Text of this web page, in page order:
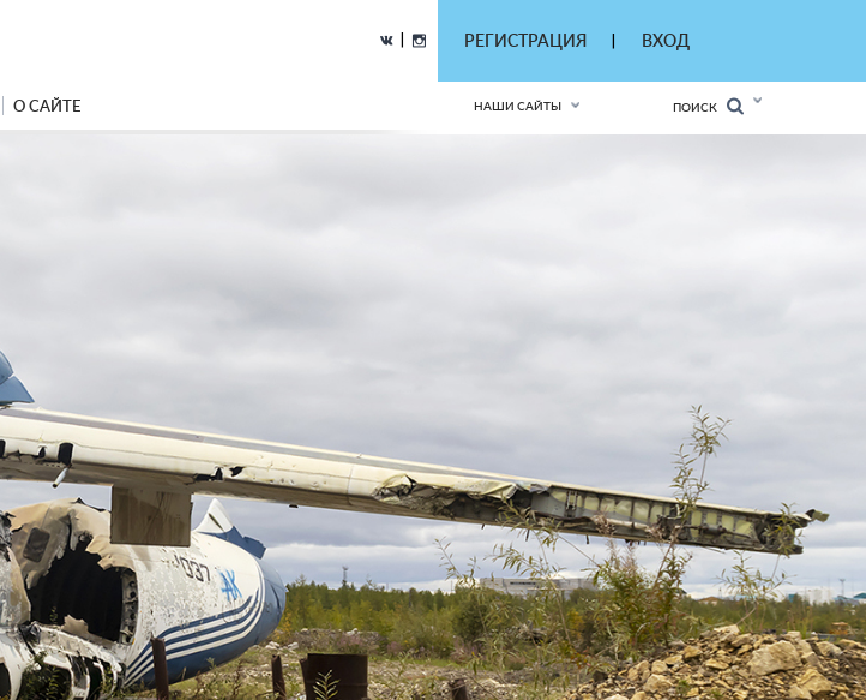
РЕГИСТРАЦИЯ ВХОД
О САЙТЕ НАШИ САЙТЫ ПОИСК